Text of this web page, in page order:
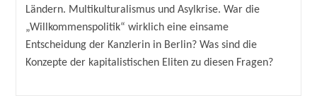
Ländern. Multikulturalismus und Asylkrise. War die
„Willkommenspolitik“ wirklich eine einsame
Entscheidung der Kanzlerin in Berlin? Was sind die
Konzepte der kapitalistischen Eliten zu diesen Fragen?